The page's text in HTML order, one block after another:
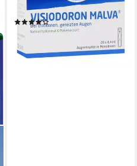
Einzeldosispipet. 20X0.4 ml
(4)
17,59 €
(2.198,75 €/ 1 l)
lieferbar - in 4-5 Werktagen bei dir